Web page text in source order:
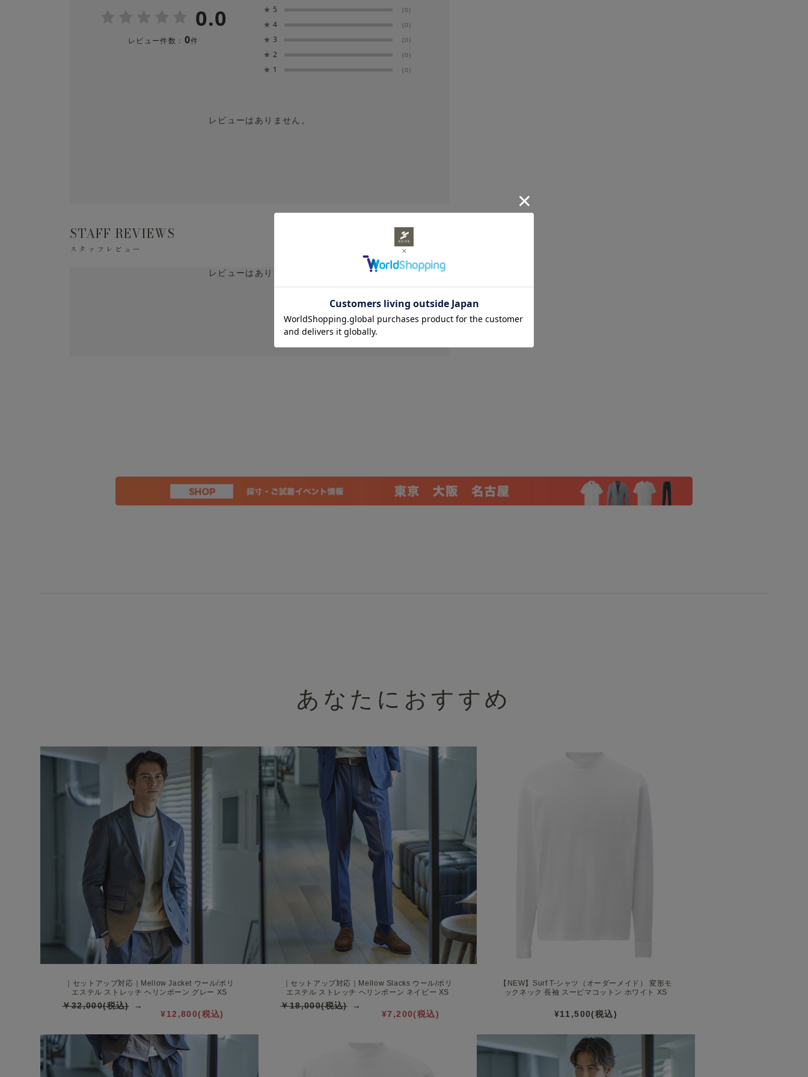
※色移りの可能性がありますので、単品洗をしてください。漂白剤は絶対に使用しない
※長時間濡れたままにしておくと、色が落ちる場合があります。洗濯後は形を整えてす
0.0
レビュー件数： 0件
★ 5 (0)
★ 4 (0)
★ 3 (0)
★ 2 (0)
★ 1 (0)
レビューはありません。
STAFF REVIEWS
スタッフレビュー
レビューはありません。
あなたにおすすめ
｜セットアップ対応｜Mellow Jacket ウール/ポリ
エステル ストレッチ ヘリンボーン グレー XS
¥12,800(税込)
￥32,000(税込)
｜セットアップ対応｜Mellow Slacks ウール/ポリ
エステル ストレッチ ヘリンボーン ネイビー XS
¥7,200(税込)
￥18,000(税込)
【NEW】Surf T-シャツ（オーダーメイド） 変形モ
ックネック 長袖 スーピマコットン ホワイト XS
¥11,500(税込)